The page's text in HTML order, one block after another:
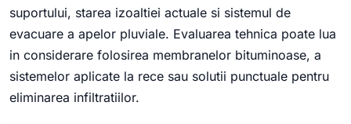
suportului, starea izoaltiei actuale si sistemul de
evacuare a apelor pluviale. Evaluarea tehnica poate lua
in considerare folosirea membranelor bituminoase, a
sistemelor aplicate la rece sau solutii punctuale pentru
eliminarea infiltratiilor.